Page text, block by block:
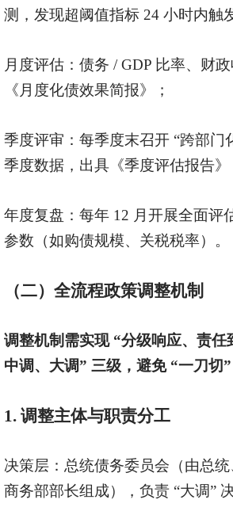
测，发现超阈值指标 24 小时内触
月度评估：债务 / GDP 比率、财
《月度化债效果简报》；
季度评审：每季度末召开 “跨部门
季度数据，出具《季度评估报告
年度复盘：每年 12 月开展全面评
参数（如购债规模、关税税率）。
（二）全流程政策调整机制
调整机制需实现 “分级响应、责任
中调、大调” 三级，避免 “一刀切
1. 调整主体与职责分工
决策层：总统债务委员会（由总
商务部部长组成），负责 “大调”